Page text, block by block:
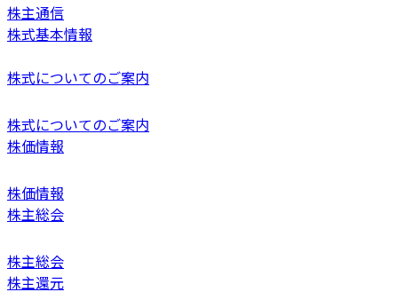
株主通信
株式基本情報
株式についてのご案内
株式についてのご案内
株価情報
株価情報
株主総会
株主総会
株主還元